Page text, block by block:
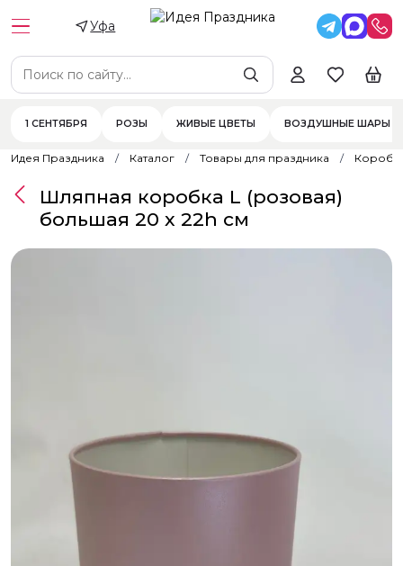
Уфа
1 СЕНТЯБРЯ РОЗЫ ЖИВЫЕ ЦВЕТЫ ВОЗДУШНЫЕ ШАРЫ
Идея Праздника Каталог Товары для праздника
Шляпная коробка L (розовая)
большая 20 х 22h см